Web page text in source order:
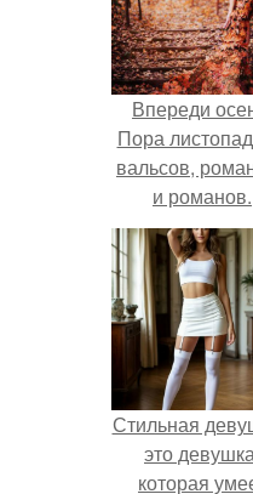
Впереди
Пора
вальсов,
и романов.
Стильная
это
которая